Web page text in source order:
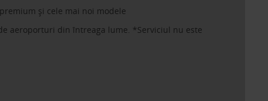
și cele mai noi modele
aeroporturi din întreaga lume. *Serviciul nu este